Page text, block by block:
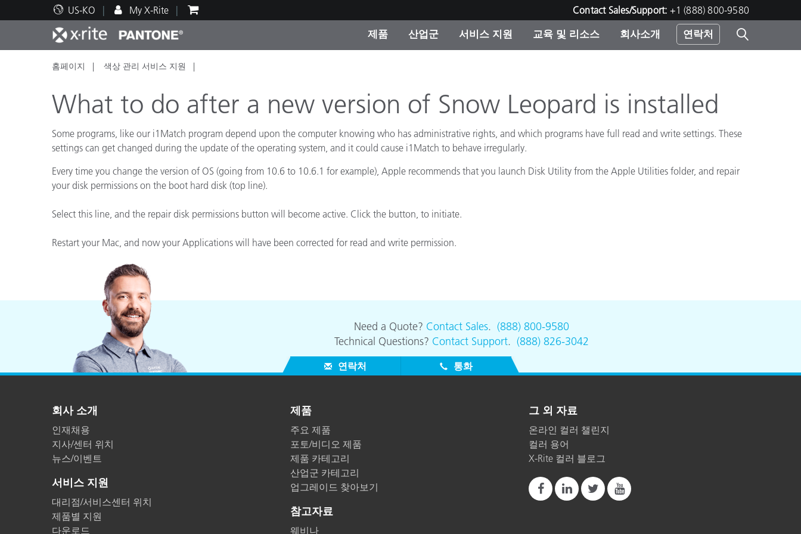
US-KO My X-Rite Contact Sales/Support: +1 (888) 800-9580
제품
주요 제품
진행중인 프로모션
산업군
인쇄 및 패키징
자동차 텍스타일
소비재
건축 자재
내구재
서비스 지원
기술 지원
교육 및 리소스
교육 리소스
회사소개 연락처
홈페이지 색상 관리 서비스 지원
What to do after a new version of Snow Leopard is installed
Some programs, like our i1Match program depend upon the computer knowing who has administrative rights, and which programs have full read and write settings. These
settings can get changed during the update of the operating system, and it could cause i1Match to behave irregularly.
Every time you change the version of OS (going from 10.6 to 10.6.1 for example), Apple recommends that you launch Disk Utility from the Apple Utilities folder, and repair
your disk permissions on the boot hard disk (top line).
Select this line, and the repair disk permissions button will become active. Click the button, to initiate.
Restart your Mac, and now your Applications will have been corrected for read and write permission.
Need a Quote? Contact Sales. (888) 800-9580
Technical Questions? Contact Support. (888) 826-3042
연락처 통화
회사 소개
인재채용
지사/센터 위치
뉴스/이벤트
서비스 지원
대리점/서비스센터 위치
제품별 지원
다운로드
제품
주요 제품
포토/비디오 제품
제품 카테고리
산업군 카테고리
업그레이드 찾아보기
참고자료
웨비나
그 외 자료
온라인 컬러 챌린지
컬러 용어
X-Rite 컬러 블로그